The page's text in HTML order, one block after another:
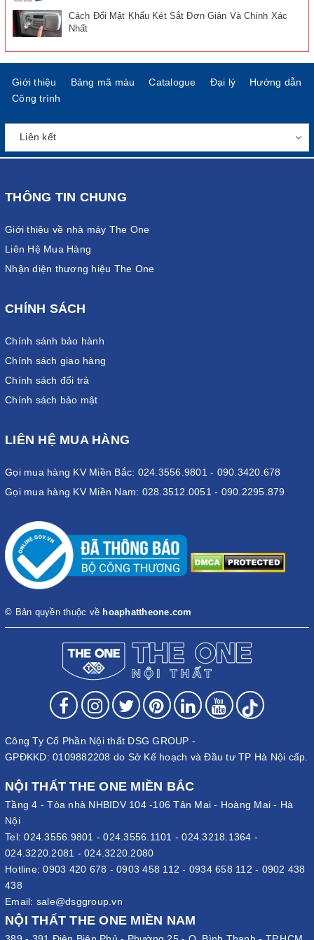
Cách Đổi Mật Khẩu Két Sắt Đơn Giản Và Chính Xác
Nhất
Giới thiệu Bảng mã màu Catalogue Đại lý
Hướng dẫn
Công trình
THÔNG TIN CHUNG
Giới thiệu về nhà máy The One
Liên Hệ Mua Hàng
Nhận diện thương hiệu The One
CHÍNH SÁCH
Chính sánh bảo hành
Chính sách giao hàng
Chính sách đổi trả
Chính sách bảo mật
LIÊN HỆ MUA HÀNG
Gọi mua hàng KV Miền Bắc: 024.3556.9801 - 090.3420.678
Gọi mua hàng KV Miền Nam: 028.3512.0051 - 090.2295.879
© Bản quyền thuộc về hoaphattheone.com
Công Ty Cổ Phần Nội thất DSG GROUP -
GPĐKKD: 0109882208 do Sở Kế hoạch và Đầu tư TP Hà Nội cấp.
NỘI THẤT THE ONE MIỀN BẮC
Tầng 4 - Tòa nhà NHBIDV 104 -106 Tân Mai - Hoàng Mai - Hà
Nội
Tel:024.3556.9801 -024.3556.1101 -024.3218.1364 -
024.3220.2081 - 024.3220.2080
Hotline:0903 420 678 - 0903 458 112 - 0934 658 112 - 0902 438
438
Email: sale@dsggroup.vn
NỘI THẤT THE ONE MIỀN NAM